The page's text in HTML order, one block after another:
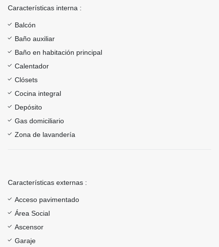
Características interna :
Balcón
Baño auxiliar
Baño en habitación principal
Calentador
Clósets
Cocina integral
Depósito
Gas domiciliario
Zona de lavandería
Características externas :
Acceso pavimentado
Área Social
Ascensor
Garaje